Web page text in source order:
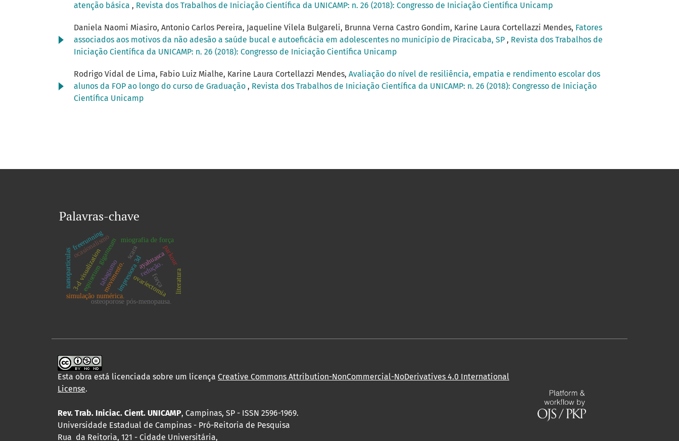
atenção básica , Revista dos Trabalhos de Iniciação Científica da UNICAMP: n. 26 (2018): Congresso de Iniciação Científica Unicamp
Daniela Naomi Miasiro, Antonio Carlos Pereira, Jaqueline Vilela Bulgareli, Brunna Verna Castro Gondim, Karine Laura Cortellazzi Mendes, Fatores
associados aos motivos da não adesão a saúde bucal e autoeficácia em adolescentes no município de Piracicaba, SP , Revista dos Trabalhos de
Iniciação Científica da UNICAMP: n. 26 (2018): Congresso de Iniciação Científica Unicamp
Rodrigo Vidal de Lima, Fabio Luiz Mialhe, Karine Laura Cortellazzi Mendes, Avaliação do nível de resiliência, empatia e rendimento escolar dos
alunos da FOP ao longo do curso de Graduação , Revista dos Trabalhos de Iniciação Científica da UNICAMP: n. 26 (2018): Congresso de Iniciação
Científica Unicamp
Palavras-chave
impressora 3d
scara
simulação numérica.
equisetum giganteum ovariectomia
osteoporose pós-menopausa.
miografia de força
ayahuasca
tabagismo redução.
ocasionalismo
força
movimento.
3-d visualization parkour
freerunning
nanoparticulas literatura
Esta obra está licenciada sobre um licença Creative Commons Attribution-NonCommercial-NoDerivatives 4.0 International
License.
Rev. Trab. Iniciac. Cient. UNICAMP, Campinas, SP - ISSN 2596-1969.
Universidade Estadual de Campinas - Pró-Reitoria de Pesquisa
Rua da Reitoria, 121 - Cidade Universitária,